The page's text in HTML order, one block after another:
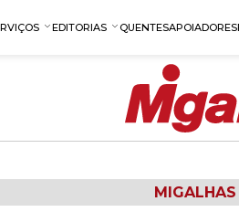
EDITORIAS QUENTESAPOIADORES